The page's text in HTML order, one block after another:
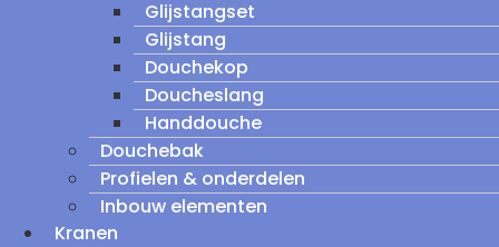
Glijstangset
Glijstang
Douchekop
Doucheslang
Handdouche
Douchebak
Profielen & onderdelen
Inbouw elementen
Kranen